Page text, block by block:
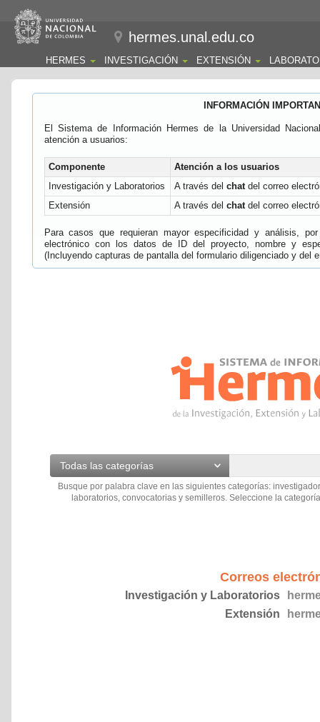
hermes.unal.edu.co
HERMES INVESTIGACIÓN EXTENSIÓN
INFORMACIÓN
El Sistema de Información Hermes de la Universidad
atención a usuarios:
Componente
Atención a los usuarios
Investigación y Laboratorios
A través del chatdel correo
Extensión
A través del chatdel correo
Para casos que requieran mayor especificidad y análisis,
electrónico con los datos de ID del proyecto, nombre y
(Incluyendo capturas de pantalla del formulario diligenciado y del
Todas las categorías
Busque por palabra clave en las siguientes categorías:
laboratorios, convocatorias y semilleros. Seleccione la
Correos
Investigación y Laboratorios
Extensión